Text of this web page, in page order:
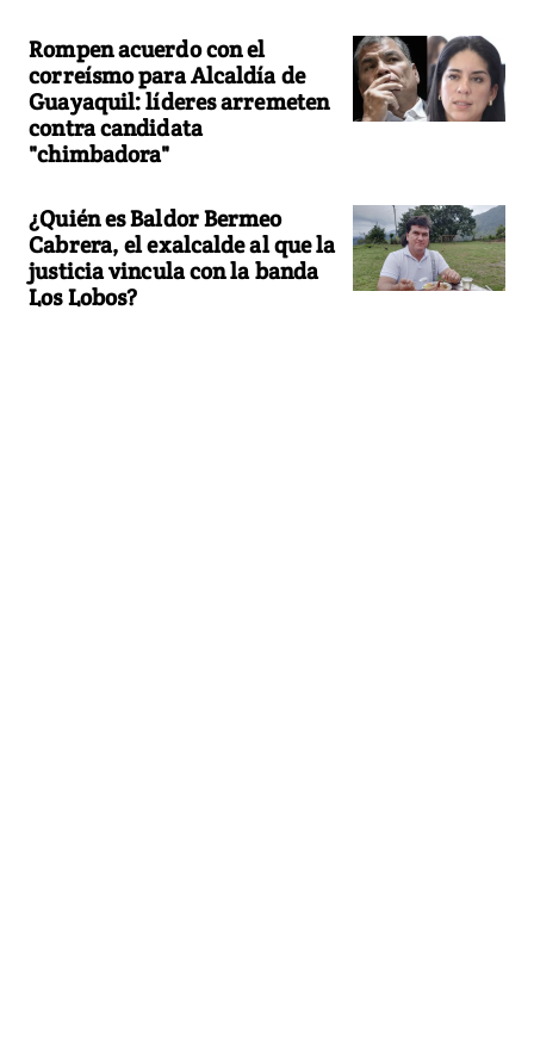
Rompen acuerdo con el
correísmo para Alcaldía de
Guayaquil: líderes arremeten
contra candidata
"chimbadora"
¿Quién es Baldor Bermeo
Cabrera, el exalcalde al que la
justicia vincula con la banda
Los Lobos?